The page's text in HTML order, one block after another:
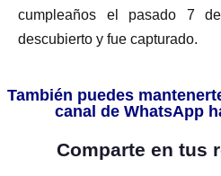
cumpleaños el pasado 7
descubierto y fue capturado.
También puedes
canal de WhatsApp
Comparte en tus